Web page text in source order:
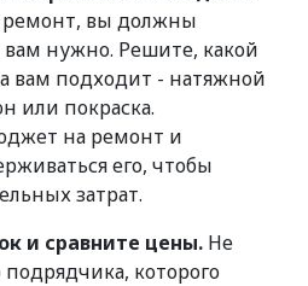
вы должны
нужно. Решите, какой
вам подходит - натяжной
или покраска.
на ремонт и
его, чтобы
затрат.
и сравните цены. Не
подрядчика, которого